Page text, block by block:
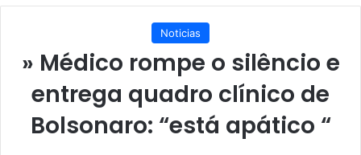
Noticias
» Médico rompe o silêncio e
entrega quadro clínico de
Bolsonaro: “está apático “